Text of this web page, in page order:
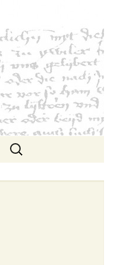
Suchen
nach: